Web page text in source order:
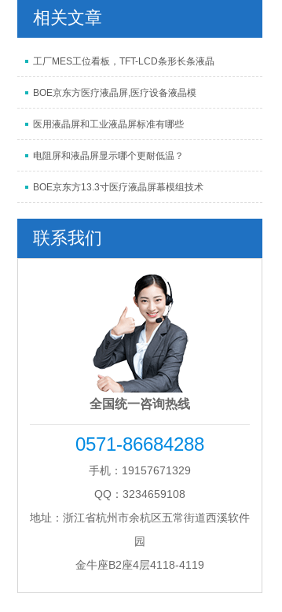
相关文章
工厂MES工位看板，TFT-LCD条形长条液晶
BOE京东方医疗液晶屏,医疗设备液晶模
医用液晶屏和工业液晶屏标准有哪些
电阻屏和液晶屏显示哪个更耐低温？
BOE京东方13.3寸医疗液晶屏幕模组技术
联系我们
全国统一咨询热线
0571-86684288
手机：19157671329
QQ：3234659108
地址：浙江省杭州市余杭区五常街道西溪软件
园
金牛座B2座4层4118-4119